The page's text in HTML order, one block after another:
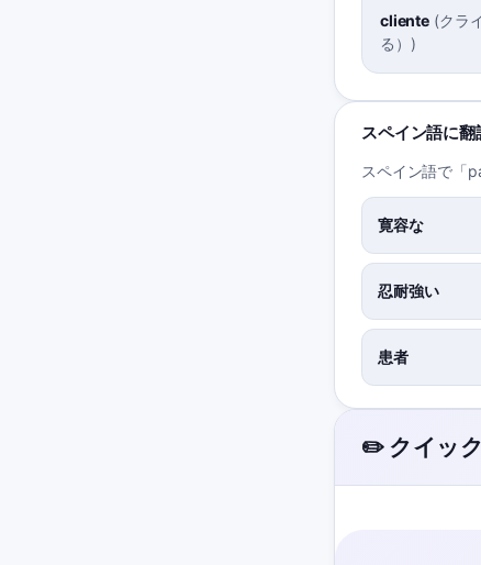
cliente (クラ
る） )
スペイン語に翻
スペイン語で「
寛容な
忍耐強い
患者
✏️ クイッ